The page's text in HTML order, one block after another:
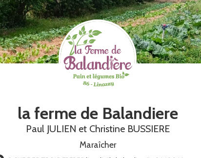
la ferme de Balandiere
Paul JULIEN et Christine BUSSIERE
Maraîcher